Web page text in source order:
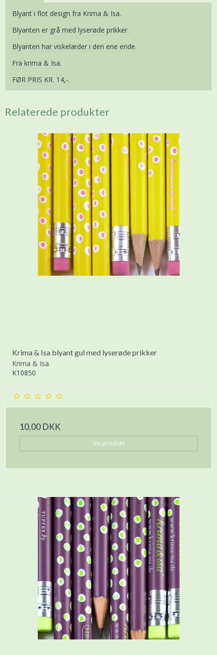
Blyant i flot design fra Krima & Isa.
Blyanten er grå med lyserøde prikker.
Blyanten har viskelæder i den ene ende.
Fra krima & Isa.
FØR PRIS KR. 14,-.
Relaterede produkter
Krima & Isa blyant gul med lyserøde prikker
Krima & Isa
K10850
10,00 DKK
Vis produkt